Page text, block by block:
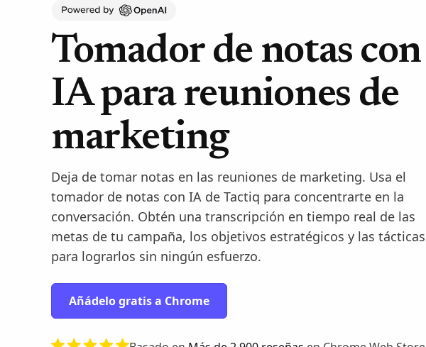
Tomador de notas con
IA para reuniones de
marketing
Deja de tomar notas en las reuniones de marketing. Usa el
tomador de notas con IA de Tactiq para concentrarte en la
conversación. Obtén una transcripción en tiempo real de las
metas de tu campaña, los objetivos estratégicos y las tácticas
para lograrlos sin ningún esfuerzo.
Añádelo gratis a Chrome